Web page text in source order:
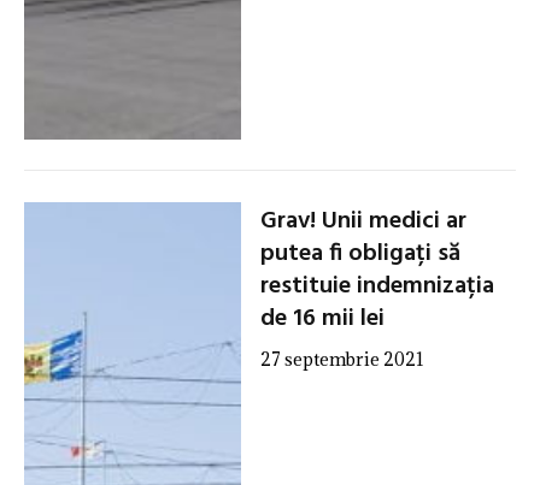
Grav! Unii medici ar
putea fi obligați să
restituie indemnizația
de 16 mii lei
27 septembrie 2021